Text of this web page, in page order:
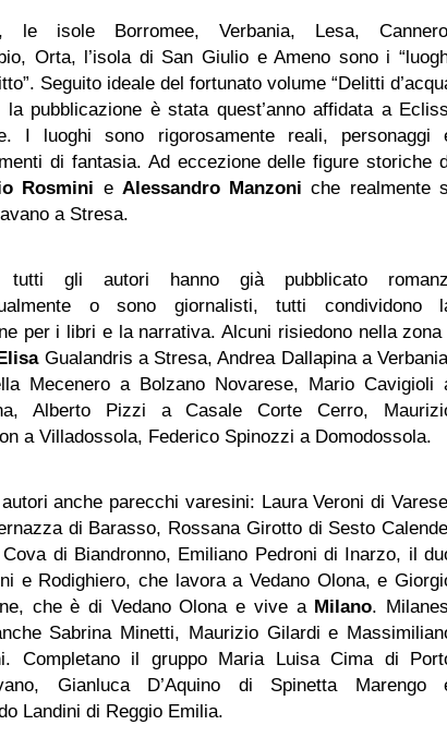
le isole Borromee, Verbania, Lesa,
Orta, l’isola di San Giulio e Ameno sono i
Seguito ideale del fortunato volume “Delitti
la pubblicazione è stata quest’anno affidata a
I luoghi sono rigorosamente reali, personaggi
di fantasia. Ad eccezione delle figure storiche
Rosmini e Alessandro Manzoni che realmente
a Stresa.
tutti gli autori hanno già pubblicato
o sono giornalisti, tutti condividono
per i libri e la narrativa. Alcuni risiedono nella zona
Gualandris a Stresa, Andrea Dallapina a
Mecenero a Bolzano Novarese, Mario Cavigioli
Alberto Pizzi a Casale Corte Cerro,
a Villadossola, Federico Spinozzi a Domodossola.
anche parecchi varesini: Laura Veroni di
di Barasso, Rossana Girotto di Sesto
Cova di Biandronno, Emiliano Pedroni di Inarzo, il
e Rodighiero, che lavora a Vedano Olona, e
che è di Vedano Olona e vive a Milano.
Sabrina Minetti, Maurizio Gilardi e
Completano il gruppo Maria Luisa Cima di
Gianluca D’Aquino di Spinetta Marengo
Landini di Reggio Emilia.